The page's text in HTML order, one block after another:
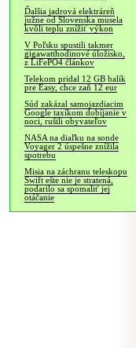
Ďalšia jadrová elektráreň
južne od Slovenska musela
kvôli teplu znížiť výkon
V Poľsku spustili takmer
gigawatthodinové úložisko,
z LiFePO4 článkov
Telekom pridal 12 GB balík
pre Easy, chce zaň 12 eur
Súd zakázal samojazdiacim
Google taxíkom dobíjanie v
noci, rušili obyvateľov
NASA na diaľku na sonde
Voyager 2 úspešne znížila
spotrebu
Misia na záchranu teleskopu
Swift ešte nie je stratená,
podarilo sa spomaliť jej
otáčanie